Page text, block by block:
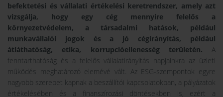
befektetési és vállalati értékelési keretrendszer, amely azt
vizsgálja, hogy egy cég mennyire felelős a
környezetvédelem, a társadalmi hatások, például
munkavállalói jogok és a jó cégirányítás, például
átláthatóság, etika, korrupcióellenesség területén. A
fenntarthatóság és a felelős vállalatirányítás napjainkra az üzleti
működés meghatározó elemévé vált. Az ESG-szempontok egyre
nagyobb szerepet kapnak a beszállítói kapcsolatokban, a pályázatok
értékelésében és a finanszírozási döntésekben is, ezért a